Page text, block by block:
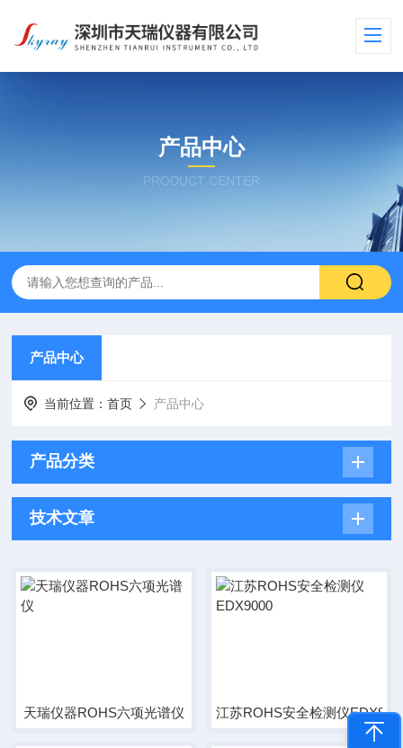
产品中心
PRODUCT CENTER
产品中心
当前位置：首页 产品中心
产品分类
技术文章
天瑞仪器ROHS六项光谱仪 江苏ROHS安全检测仪